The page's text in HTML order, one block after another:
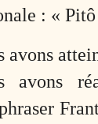
: «
avons
avons